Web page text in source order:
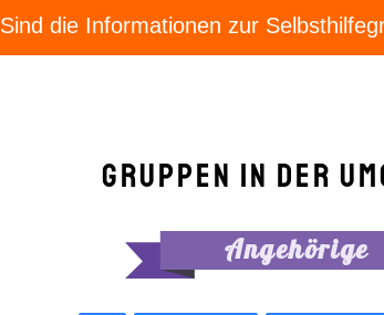
Sind die Informationen zur
Gruppen in der
Angehörige